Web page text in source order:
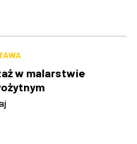
w malarstwie